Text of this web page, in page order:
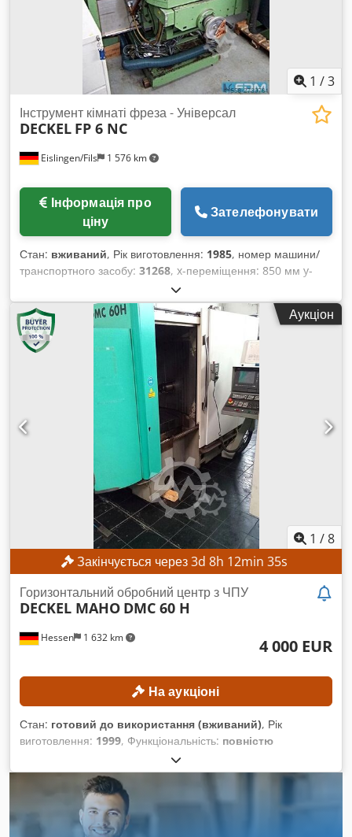
1 /3
Eislingen/Fils 1 576 km
Інструмент кімнаті фреза - Універсал
DECKEL FP 6 NC
ціну
Зателефонувати
Стан: вживаний, Рік виготовлення: 1985, номер машини/
транспортного засобу: 31268, x-переміщення: 850 мм y-
переміщення: 700 мм Djdpfscxxwgex Ab Eokr z-
переміщення: 600 мм Хід пінолі: 115 мм Робоча поверхня
столу: 900x700 мм Швидкість обертання шпинделя: 30-6000
об/хв Конус шпинделя: SK 50 Система управління:
Sinumerik 3 M Швидкість подачі: 0-6000 мм/хв Привід
шпинделя: 7,5 кВт Загальна потужність: 32 кВт Вага
верстата прибл.: 6,6 т Габаритні розміри прибл.: 3,8 x 1,8 x
2,9 м Універсальний інструментальний фрезерний верстат з
керуванням Sinumerik 3 M, стіл, що повертається по трьох
осях на +/-30°, нахиляється на +/-30°, обертається на
+/-45°. Фрезерна головка повертається по двох осях,
окремий електрошкаф, система охолодження, автоматична
центральна система змащування, робоче освітлення,
аварійна зупинка.
Аукціон
1 /8
Закінчується через3d 8h 12min 33s
Hessen 1 632 km
Горизонтальний обробний центр з ЧПУ
DECKEL MAHO DMC 60 H
4 000 EUR
На аукціоні
Стан: готовий до використання (вживаний), Рік
виготовлення: 1999, Функціональність: повністю
, відстань переміщення по осі X:
відстань переміщення по осі Y:560 мм, відстань
переміщення осі Z:560 мм
, кількість слотів у магазині інструментів:
, кут
повороту осі C (макс.):